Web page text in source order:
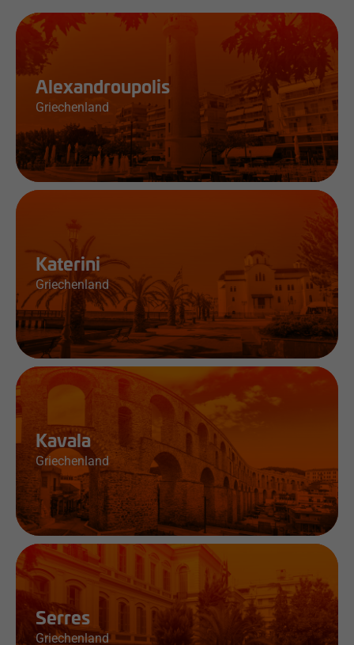
Alexandroupolis
Griechenland
Katerini
Griechenland
Jobs & Infos
Kavala
Griechenland
Jobs & Infos
Serres
Griechenland